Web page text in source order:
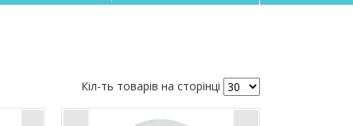
Кіл-ть товарів на сторінці